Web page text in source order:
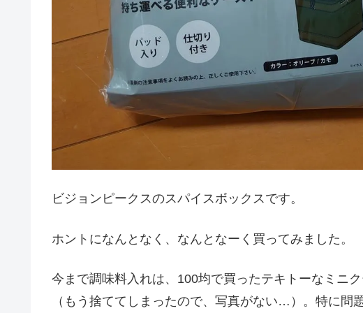
ビジョンピークスのスパイスボックスです。
ホントになんとなく、なんとなーく買ってみました。
今まで調味料入れは、100均で買ったテキトーなミニ
（もう捨ててしまったので、写真がない…）。特に問